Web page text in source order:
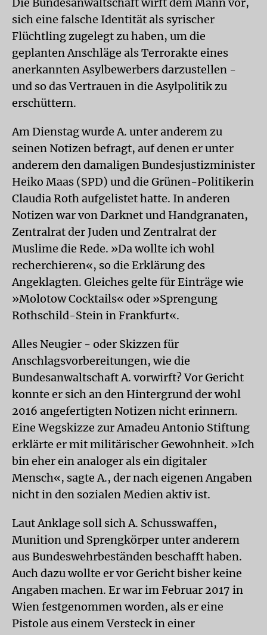
sich eine falsche Identität als syrischer
Flüchtling zugelegt zu haben, um die
geplanten Anschläge als Terrorakte eines
anerkannten Asylbewerbers darzustellen -
und so das Vertrauen in die Asylpolitik zu
erschüttern.
Am Dienstag wurde A. unter anderem zu
seinen Notizen befragt, auf denen er unter
anderem den damaligen Bundesjustizminister
Heiko Maas (SPD) und die Grünen-Politikerin
Claudia Roth aufgelistet hatte. In anderen
Notizen war von Darknet und Handgranaten,
Zentralrat der Juden und Zentralrat der
Muslime die Rede. »Da wollte ich wohl
recherchieren«, so die Erklärung des
Angeklagten. Gleiches gelte für Einträge wie
»Molotow Cocktails« oder »Sprengung
Rothschild-Stein in Frankfurt«.
Alles Neugier - oder Skizzen für
Anschlagsvorbereitungen, wie die
Bundesanwaltschaft A. vorwirft? Vor Gericht
konnte er sich an den Hintergrund der wohl
2016 angefertigten Notizen nicht erinnern.
Eine Wegskizze zur Amadeu Antonio Stiftung
erklärte er mit militärischer Gewohnheit. »Ich
bin eher ein analoger als ein digitaler
Mensch«, sagte A., der nach eigenen Angaben
nicht in den sozialen Medien aktiv ist.
Laut Anklage soll sich A. Schusswaffen,
Munition und Sprengkörper unter anderem
aus Bundeswehrbeständen beschafft haben.
Auch dazu wollte er vor Gericht bisher keine
Angaben machen. Er war im Februar 2017 in
Wien festgenommen worden, als er eine
Pistole aus einem Versteck in einer